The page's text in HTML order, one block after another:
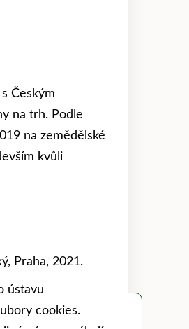
Českým
na trh. Podle
na zemědělské
kvůli
Praha, 2021.
ústavu
cookies.